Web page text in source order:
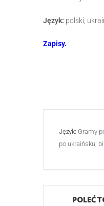
Język: polski,
Zapisy.
Język: Gramy
po ukraińsku,
POLEĆ